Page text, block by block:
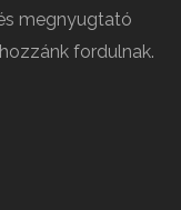
megnyugtató
fordulnak.